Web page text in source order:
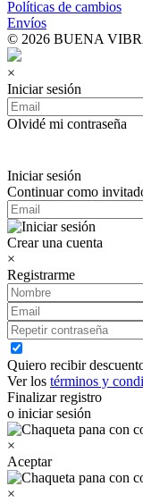
Políticas de cambios
Envíos
© 2026 BUENA
×
Iniciar sesión
Olvidé mi contraseña
Iniciar sesión
Continuar como
Crear una cuenta
×
Registrarme
Quiero recibir
Ver los términos y
Finalizar registro
o iniciar sesión
×
Aceptar
×